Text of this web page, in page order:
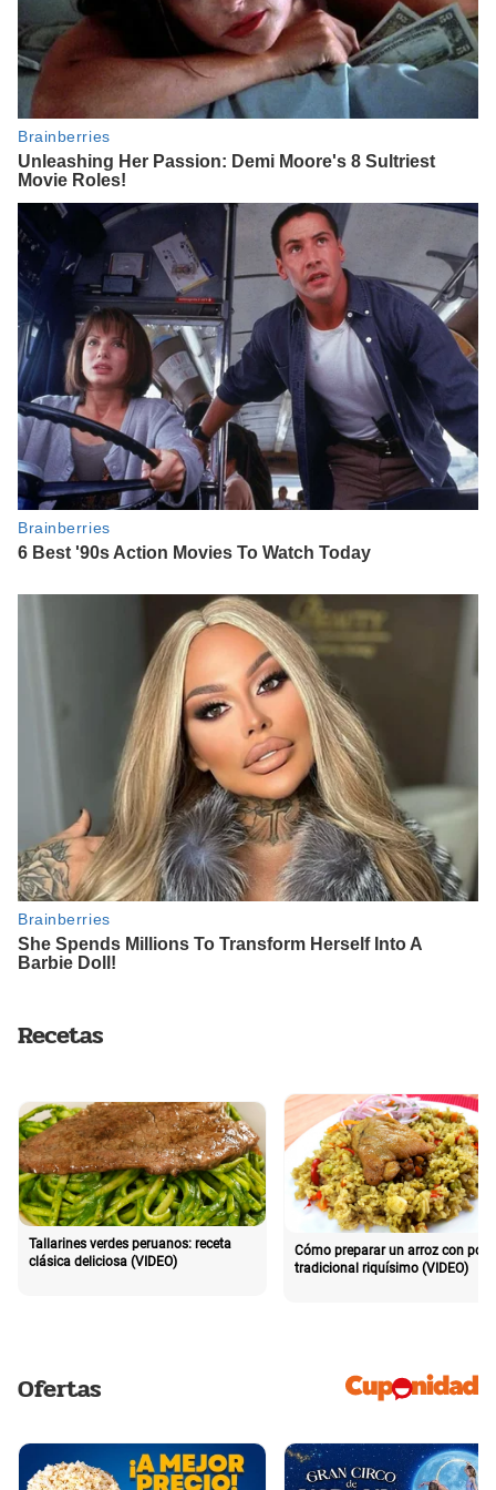
Recetas
Tallarines verdes peruanos: receta
clásica deliciosa (VIDEO)
Cómo preparar un arroz con pollo
tradicional riquísimo (VIDEO)
Ofertas